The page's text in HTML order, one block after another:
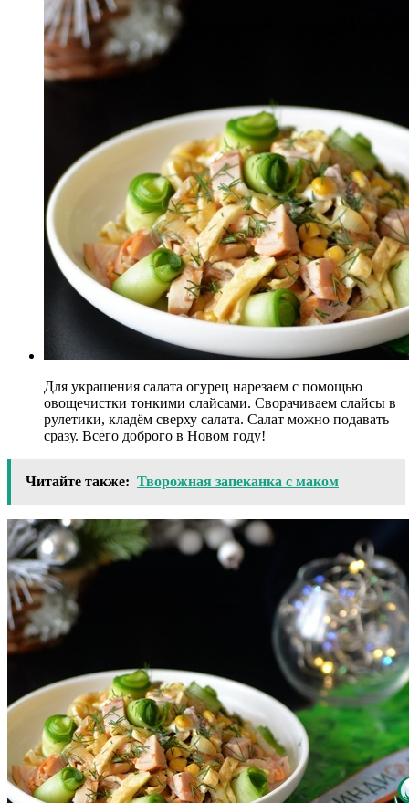
Для украшения салата огурец нарезаем с помощью
овощечистки тонкими слайсами. Сворачиваем слайсы в
рулетики, кладём сверху салата. Салат можно подавать
сразу. Всего доброго в Новом году!
Читайте также: Творожная запеканка с маком